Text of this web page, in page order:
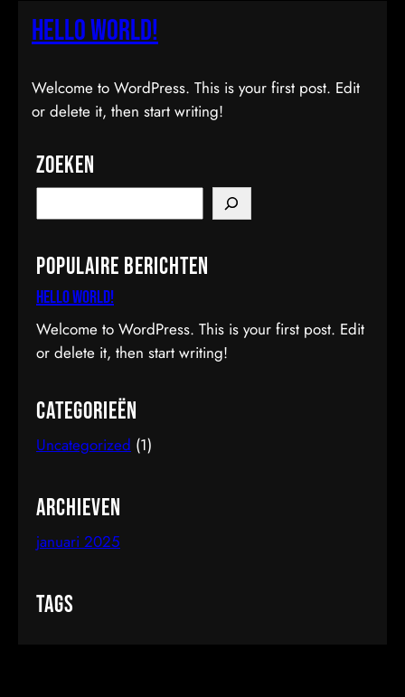
Hello world!
Welcome to WordPress. This is your first post. Edit
or delete it, then start writing!
Zoeken
e
r
c
Populaire berichten
Hello world!
Welcome to WordPress. This is your first post. Edit
or delete it, then start writing!
Categorieën
Uncategorized (1)
Archieven
januari 2025
Tags